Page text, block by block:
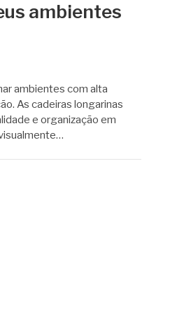
ambientes
ambientes com alta
As cadeiras longarinas
e organização em